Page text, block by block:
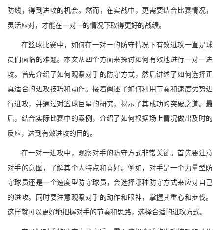
防线，得到进攻的机会。然而，在实战中，更需要结合比赛情况，
灵活应对，才能在一对一的情况下取得更好的战绩。
在篮球比赛中，如何在一对一的防守情况下有效进攻一直是球
员们面临的难题。本文从四个方面来探讨如何有效地进行一对一进
攻。首先介绍了如何观察对手的防守方式，然后讲述了如何选择正
真适合的进攻技巧和动作。接着阐述了如何利用节奏和速度优势进
行进攻，并通过对篮球巨星的研究，揭示了其成功的突破之道。最
后，结合实际比赛中的案例，介绍了如何根据场上情况做出及时的
反应，达到有效进攻的目的。
在一对一进攻中，观察对手的防守方式非常关键。首先要注意
对手的意图，了解其个人特点和喜好。例如，对手是一个力量型防
守球员还是一个速度型防守球员，会选择哪种防守方式来应对自己
的进攻。同时要注意观察对手的动作和眼神，掌握其重心和步伐。
这样就可以更好地把握对手的节奏和思路，选择合适的进攻方式。